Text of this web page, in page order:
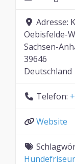
Adresse:
Oebisfelde-
Sachsen-
39646
Deutschland
Telefon:
Website